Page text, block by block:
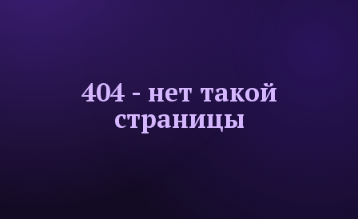
404 - нет такой
страницы